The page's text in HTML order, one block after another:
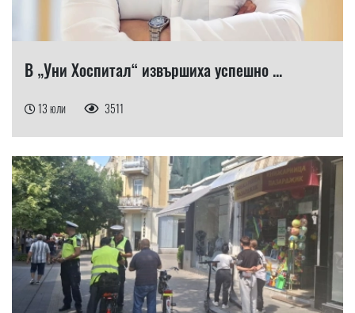
В „Уни Хоспитал“ извършиха успешно ...
13 юли 3511